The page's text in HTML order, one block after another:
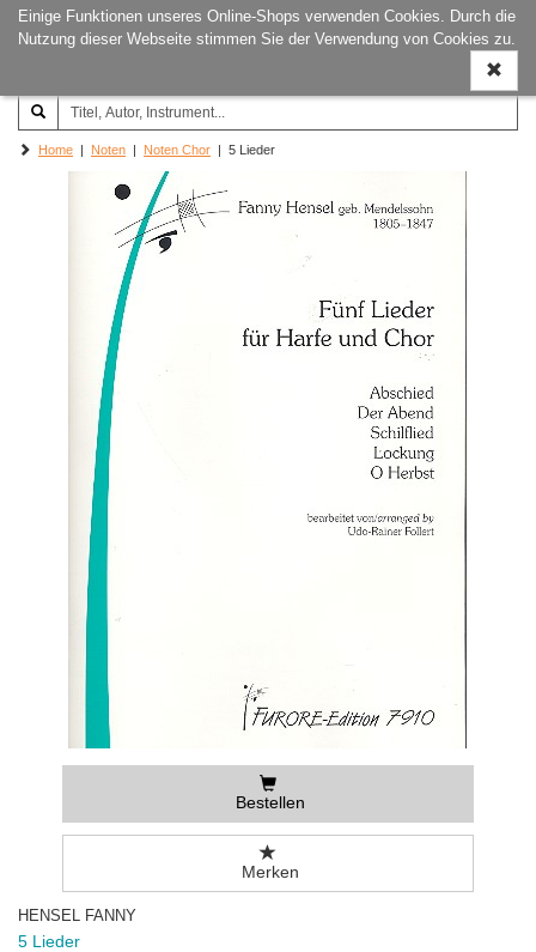
Einige Funktionen unseres Online-Shops verwenden Cookies. Durch die
Nutzung dieser Webseite stimmen Sie der Verwendung von Cookies zu.
ein-/
Joachim‐Trekel‐Musikverlag,
Hamburg
Home | Noten | Noten Chor | 5 Lieder
Bestellen
Merken
HENSEL FANNY
5 Lieder